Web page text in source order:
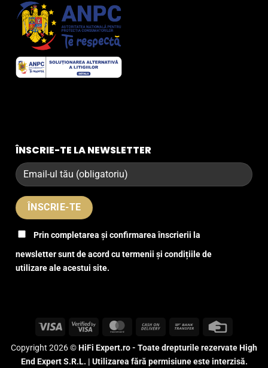
ÎNSCRIE-TE LA NEWSLETTER
Prin completarea și confirmarea înscrierii la
newsletter sunt de acord cu termenii și condițiile de
utilizare ale acestui site.
Visa
Visa
MasterCardCash
Delivery
Bank
Copyright 2026 ©HiFi Expert.ro - Toate drepturile rezervate High
End Expert S.R.L. | Utilizarea fără permisiune este interzisă.